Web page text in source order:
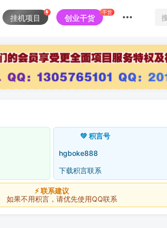
挂机项目 创业干货
干货
💚 积言号
hgboke888
下载积言联系
⚡ 联系建议
不用积言，请优先使用QQ联系